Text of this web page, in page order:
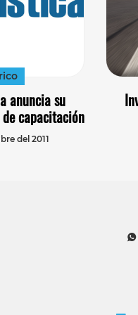
anuncia su
capacitación
del 2011